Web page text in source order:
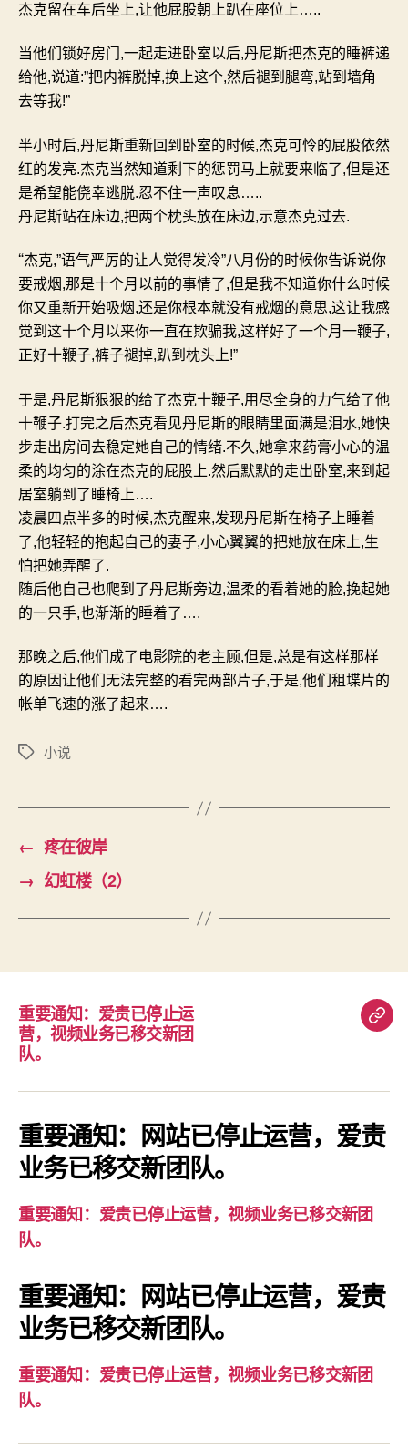
杰克留在车后坐上,让他屁股朝上趴在座位上 …..
当他们锁好房门 ,一起走进卧室以后,丹尼斯把杰克的睡裤递
给他,说道:”把内裤脱掉,换上这个,然后褪到腿弯,站到墙角
去等我!”
半小时后,丹尼斯重新回到卧室的时候,杰克可怜的屁股依然
红的发亮.杰克当然知道剩下的惩罚马上就要来临了,但是还
是希望能侥幸逃脱.忍不住一声叹息…..
丹尼斯站在床边,把两个枕头放在床边,示意杰克过去.
“杰克,”语气严厉的让人觉得发冷”八月份的时候你告诉说你
要戒烟,那是十个月以前的事情了,但是我不知道你什么时候
你又重新开始吸烟,还是你根本就没有戒烟的意思,这让我感
觉到这十个月以来你一直在欺骗我,这样好了一个月一鞭子,
正好十鞭子,裤子褪掉,趴到枕头上!”
于是,丹尼斯狠狠的给了杰克十鞭子,用尽全身的力气给了他
十鞭子.打完之后杰克看见丹尼斯的眼睛里面满是泪水,她快
步走出房间去稳定她自己的情绪.不久 ,她拿来药膏小心的温
柔的均匀的涂在杰克的屁股上.然后默默的走出卧室,来到起
居室躺到了睡椅上 ….
凌晨四点半多的时候,杰克醒来,发现丹尼斯在椅子上睡着
了,他轻轻的抱起自己的妻子,小心翼翼的把她放在床上,生
怕把她弄醒了.
随后他自己也爬到了丹尼斯旁边,温柔的看着她的脸,挽起她
的一只手,也渐渐的睡着了 ….
那晚之后,他们成了电影院的老主顾,但是,总是有这样那样
的原因让他们无法完整的看完两部片子,于是,他们租堞片的
帐单飞速的涨了起来….
标
小说
← 疼在彼岸
→ 幻虹楼（2）
重要通知：爱责已停止运
营，视频业务已移交新团
队。
重
知：
爱
责
视
交
重要通知：网站已停止运营，爱责
业务已移交新团队。
重要通知：爱责已停止运营，视频业务已移交新团
队。
重要通知：网站已停止运营，爱责
业务已移交新团队。
重要通知：爱责已停止运营，视频业务已移交新团
队。